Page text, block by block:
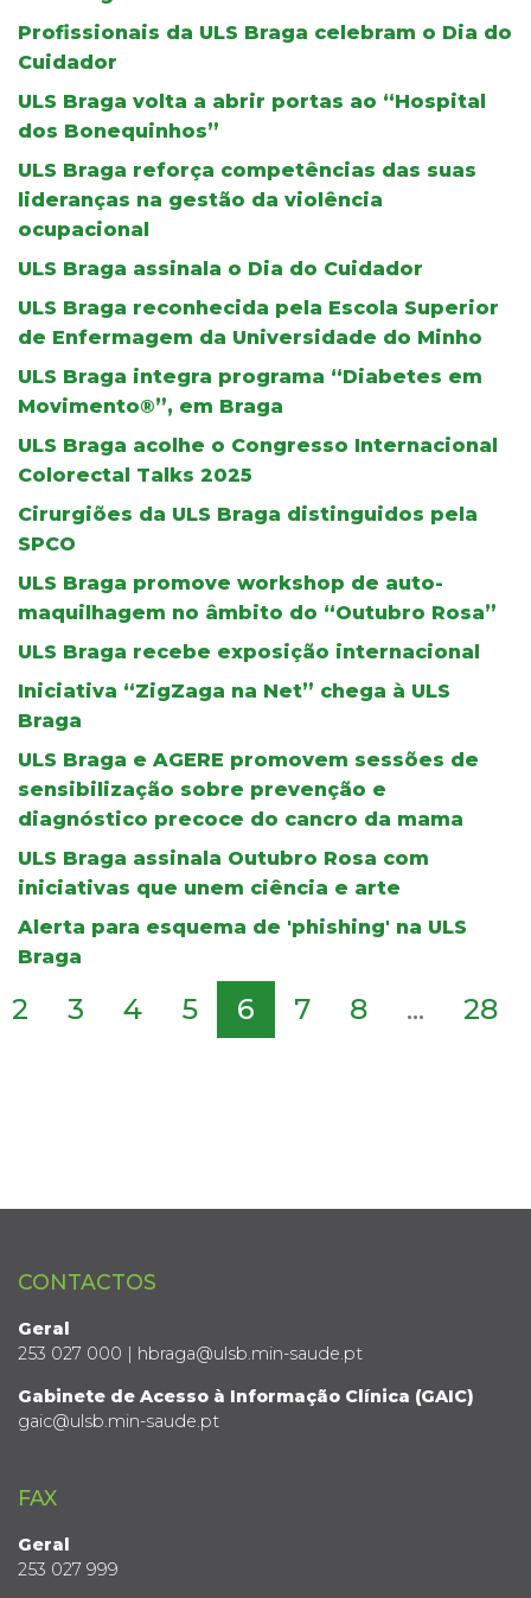
Profissionais da ULS Braga celebram o Dia do
Cuidador
ULS Braga volta a abrir portas ao “Hospital
dos Bonequinhos”
ULS Braga reforça competências das suas
lideranças na gestão da violência
ocupacional
ULS Braga assinala o Dia do Cuidador
ULS Braga reconhecida pela Escola Superior
de Enfermagem da Universidade do Minho
ULS Braga integra programa “Diabetes em
Movimento®”, em Braga
ULS Braga acolhe o Congresso Internacional
Colorectal Talks 2025
Cirurgiões da ULS Braga distinguidos pela
SPCO
ULS Braga promove workshop de auto-
maquilhagem no âmbito do “Outubro Rosa”
ULS Braga recebe exposição internacional
Iniciativa “ZigZaga na Net” chega à ULS
Braga
ULS Braga e AGERE promovem sessões de
sensibilização sobre prevenção e
diagnóstico precoce do cancro da mama
ULS Braga assinala Outubro Rosa com
iniciativas que unem ciência e arte
Alerta para esquema de 'phishing' na ULS
Braga
2 3 4 5 6 7 8 ... 28
CONTACTOS
Geral
253 027 000 | hbraga@ulsb.min-saude.pt
Gabinete de Acesso à Informação Clínica (GAIC)
gaic@ulsb.min-saude.pt
FAX
Geral
253 027 999